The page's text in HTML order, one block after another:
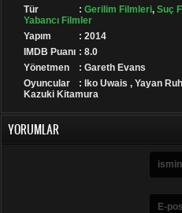
Tür
: Gerilim Filmleri, Suç
Yabancı Filmler
Yapım
: 2014
IMDB Puanı : 8.0
Yönetmen
: Gareth Evans
Oyuncular
: Iko Uwais , Yayan
Kazuki Kitamura
YORUMLAR
E-